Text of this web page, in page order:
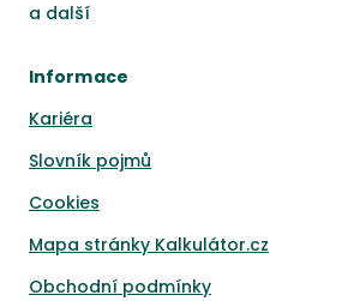
a další
Informace
Kariéra
Slovník pojmů
Cookies
Mapa stránky Kalkulátor.cz
Obchodní podmínky